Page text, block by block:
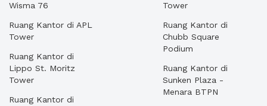
Wisma 76
Ruang Kantor di APL
Tower
Ruang Kantor di
Lippo St. Moritz
Tower
Ruang Kantor di
Tower
Ruang Kantor di
Chubb Square
Podium
Ruang Kantor di
Sunken Plaza -
Menara BTPN